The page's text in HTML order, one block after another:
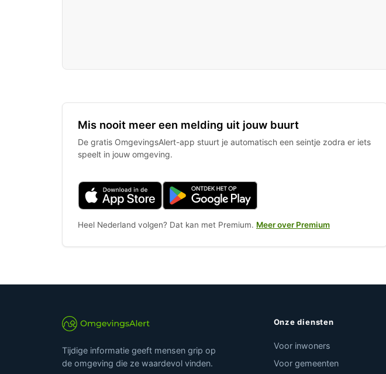
Mis nooit meer een melding uit jouw buurt
De gratis OmgevingsAlert-app stuurt je automatisch een seintje zodra er iets
speelt in jouw omgeving.
Heel Nederland volgen? Dat kan met Premium. Meer over Premium
Tijdige informatie geeft mensen grip op
de omgeving die ze waardevol vinden.
Onze diensten
Voor inwoners
Voor gemeenten